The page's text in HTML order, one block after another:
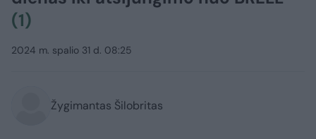
(1)
2024 m. spalio 31 d. 08:25
Žygimantas Šilobritas